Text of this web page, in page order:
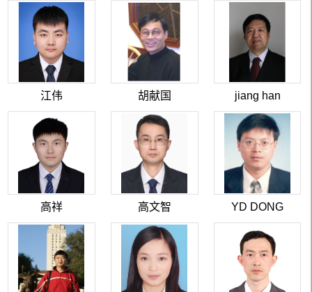
江伟 胡献国 jiang han
高祥 高文智 YD DONG